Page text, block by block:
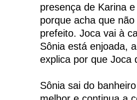
presença de Karina
porque acha que
prefeito. Joca vai à
Sônia está enjoada,
explica por que Joca
Sônia sai do